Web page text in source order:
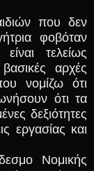
που δεν
φοβόταν
τελείως
αρχές
νομίζω ότι
ότι τα
δεξιότητες
εργασίας και
Νομικής